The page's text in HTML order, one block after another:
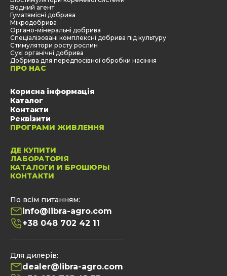
Водний агент
Гуматвмісні добрива
Мікродобрива
Органо-мінеральні добрива
Спеціалізовані комплексні добрива під культуру
Стимулятори росту рослин
Сухі органічні добрива
Добрива для передпосівної обробки насіння
ПРО НАС
Корисна інформація
Каталог
Контакти
Реквізити
ПРОГРАМИ ЖИВЛЕННЯ
ДЕ КУПИТИ
ЛАБОРАТОРІЯ
КАТАЛОГИ И БРОШЮРЫ
КОНТАКТИ
По всім питанням:
info@libra-agro.com
+38 048 702 42 11
Для дилерів:
dealer@libra-agro.com